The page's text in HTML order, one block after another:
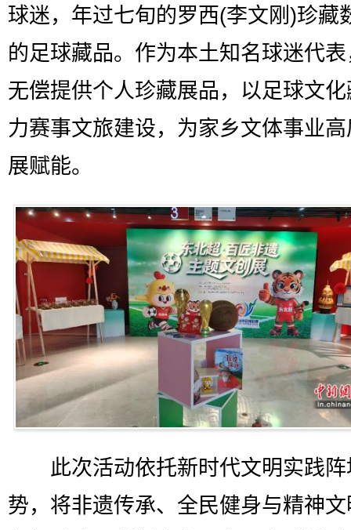
球迷，年过七旬的罗西(李文刚)珍藏
的足球藏品。作为本土知名球迷代
无偿提供个人珍藏展品，以足球文
力赛事文旅建设，为家乡文体事业
展赋能。
此次活动依托新时代文明实践阵
势，将非遗传承、全民健身与精神